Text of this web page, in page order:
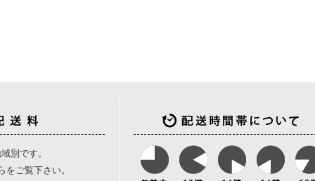
別です。
をご覧下さい。